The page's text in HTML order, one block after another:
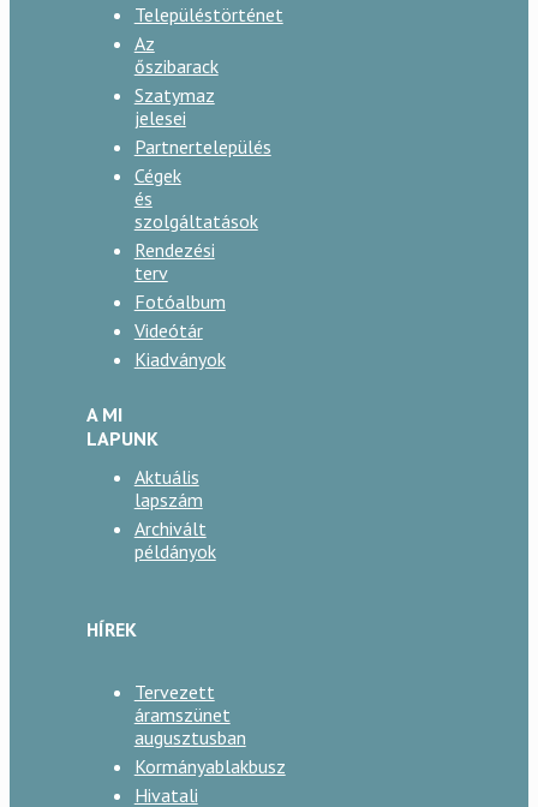
Településtörténet
Az
őszibarack
Szatymaz
jelesei
Partnertelepülés
Cégek
és
szolgáltatások
Rendezési
terv
Fotóalbum
Videótár
Kiadványok
A MI
LAPUNK
Aktuális
lapszám
Archivált
példányok
HÍREK
Tervezett
áramszünet
augusztusban
Kormányablakbusz
Hivatali